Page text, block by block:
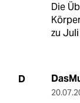
Die
zu
D